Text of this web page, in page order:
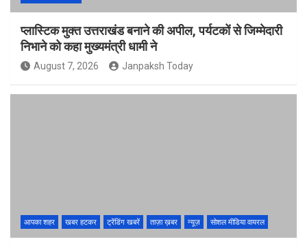
प्लास्टिक मुक्त उत्तराखंड बनाने की अपील, पर्यटकों से जिम्मेदारी
निभाने को कहा मुख्यमंत्री धामी ने
August 7, 2026 Janpaksh Today
आपका शहर खबर हटकर ट्रेंडिंग खबरें ताज़ा ख़बर न्यूज़ सोशल मीडिया वायरल